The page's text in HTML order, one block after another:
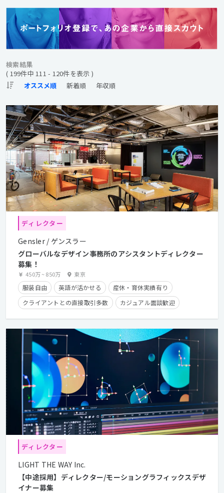
検索結果
( 199件中 111 - 120件を表示 )
ディレクター
Gensler / ゲンスラー
グローバルなデザイン事務所のアシスタントディレクター
募集！
450万~850万 東京
服装自由 英語が活かせる
産休・育休実績有り
クライアントとの直接取引多数
カジュアル面談歓迎
経験者優遇
残業手当有り
フレックスタイム制
在宅勤務可
ディレクター
LIGHT THE WAY Inc.
【中途採用】ディレクター/モーショングラフィックスデザ
イナー募集